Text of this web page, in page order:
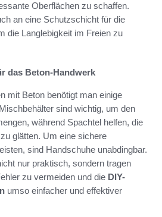
Oberflächen zu schaffen.
an eine Schutzschicht für die
die Langlebigkeit im Freien zu
das Beton-Handwerk
mit Beton benötigt man einige
sind wichtig, um den
während Spachtel helfen, die
glätten. Um eine sichere
sind Handschuhe unabdingbar.
nur praktisch, sondern tragen
zu vermeiden und die DIY-
umso einfacher und effektiver